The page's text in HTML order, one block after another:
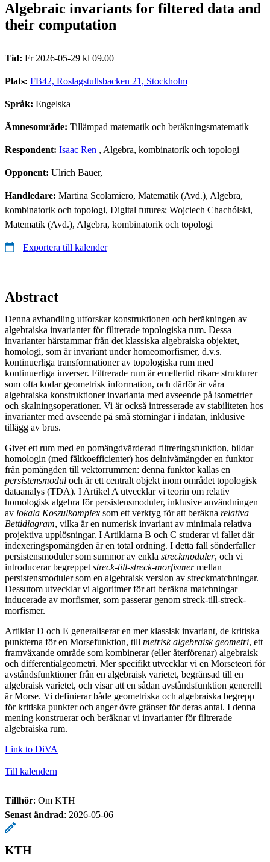
Algebraic invariants for filtered data and
their computation
Tid: Fr 2026-05-29 kl 09.00
Plats: FB42, Roslagstullsbacken 21, Stockholm
Språk: Engelska
Ämnesområde: Tillämpad matematik och beräkningsmatematik
Respondent: Isaac Ren , Algebra, kombinatorik och topologi
Opponent: Ulrich Bauer,
Handledare: Martina Scolamiero, Matematik (Avd.), Algebra,
kombinatorik och topologi, Digital futures; Wojciech Chachólski,
Matematik (Avd.), Algebra, kombinatorik och topologi
Exportera till kalender
Abstract
Denna avhandling utforskar konstruktionen och beräkningen av
algebraiska invarianter för filtrerade topologiska rum. Dessa
invarianter härstammar från det klassiska algebraiska objektet,
homologi, som är invariant under homeomorfismer, d.v.s.
kontinuerliga transformationer av topologiska rum med
kontinuerliga inverser. Filtrerade rum är emellertid rikare strukturer
som ofta kodar geometrisk information, och därför är våra
algebraiska konstruktioner invarianta med avseende på isometrier
och skalningsoperationer. Vi är också intresserade av stabiliteten hos
invarianter med avseende på små störningar i indatan, inklusive
tillägg av brus.
Givet ett rum med en pomängdvärderad filtreringsfunktion, bildar
homologin (med fältkoefficienter) hos delnivåmängder en funktor
från pomängden till vektorrummen: denna funktor kallas en
persistensmodul och är ett centralt objekt inom området topologisk
dataanalys (TDA). I Artikel A utvecklar vi teorin om relativ
homologisk algebra för persistensmoduler, inklusive användningen
av lokala Koszulkomplex som ett verktyg för att beräkna relativa
Bettidiagram, vilka är en numerisk invariant av minimala relativa
projektiva upplösningar. I Artiklarna B och C studerar vi fallet där
indexeringspomängden är en total ordning. I detta fall sönderfaller
persistensmoduler som summor av enkla streckmoduler, och vi
introducerar begreppet streck-till-streck-morfismermellan
persistensmoduler som en algebraisk version av streckmatchningar.
Dessutom utvecklar vi algoritmer för att beräkna matchningar
inducerade av morfismer, som passerar genom streck-till-streck-
morfismer.
Artiklar D och E generaliserar en mer klassisk invariant, de kritiska
punkterna för en Morsefunktion, till metrisk algebraisk geometri, ett
framväxande område som kombinerar (eller återförenar) algebraisk
och differentialgeometri. Mer specifikt utvecklar vi en Morseteori för
avståndsfunktioner från en algebraisk varietet, begränsad till en
algebraisk varietet, och visar att en sådan avståndsfunktion generellt
är Morse. Vi definierar både geometriska och algebraiska begrepp
för kritiska punkter och anger övre gränser för deras antal. I denna
mening konstruerar och beräknar vi invarianter för filtrerade
algebraiska rum.
Link to DiVA
Till kalendern
Tillhör: Om KTH
Senast ändrad: 2026-05-06
KTH